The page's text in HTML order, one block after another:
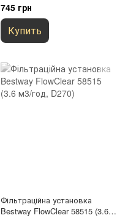
745 грн
Купить
Фільтраційна установка
Bestway FlowClear 58515 (3.6